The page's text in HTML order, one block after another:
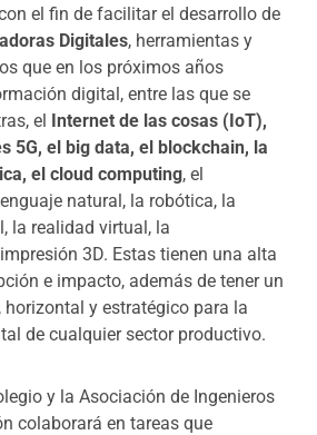
el fin de facilitar el desarrollo de
Digitales, herramientas y
que en los próximos años
digital, entre las que se
el Internet de las cosas (IoT),
5G, el big data, el blockchain, la
el cloud computing, el
natural, la robótica, la
la realidad virtual, la
3D. Estas tienen una alta
e impacto, además de tener un
y estratégico para la
de cualquier sector productivo.
y la Asociación de Ingenieros
colaborará en tareas que